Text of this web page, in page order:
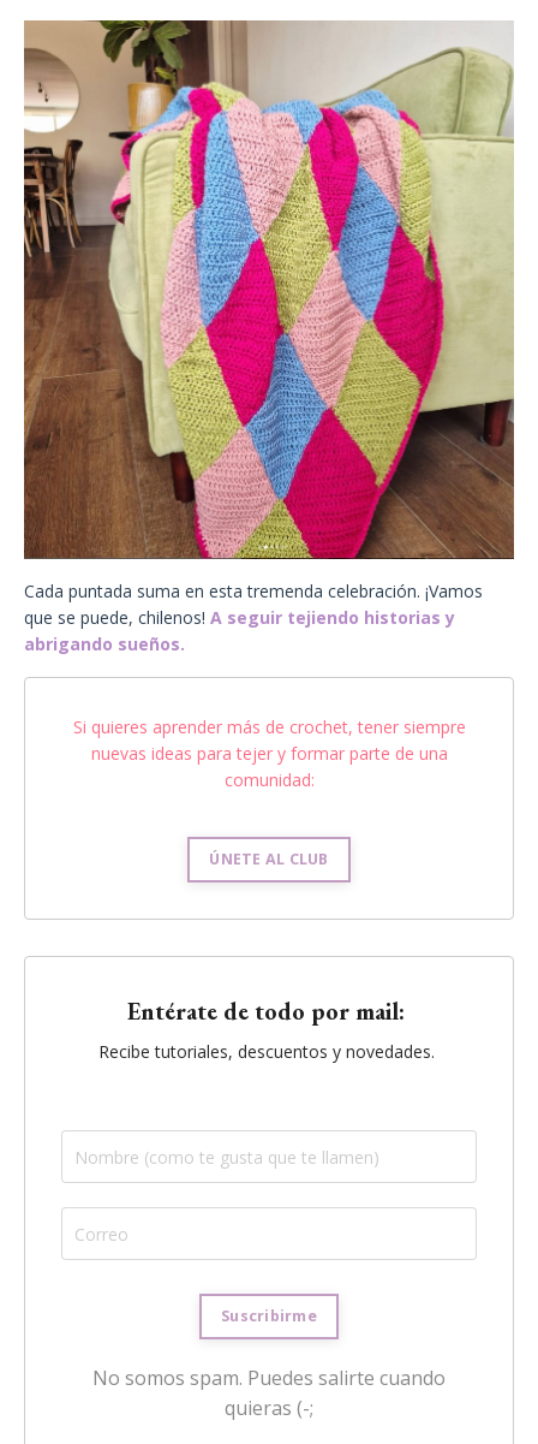
Cada puntada suma en esta tremenda celebración. ¡Vamos
que se puede, chilenos! A seguir tejiendo historias y
abrigando sueños.
Si quieres aprender más de crochet, tener siempre
nuevas ideas para tejer y formar parte de una
comunidad:
ÚNETE AL CLUB
Entérate de todo por mail:
Recibe tutoriales, descuentos y novedades.
No somos spam. Puedes salirte cuando
quieras (-;